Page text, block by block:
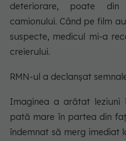
deteriorare, poate din
camionului. Când pe film
suspecte, medicul mi-a
creierului.
RMN-ul a declanșat
Imaginea a arătat leziuni
pată mare în partea din
îndemnat să merg imediat